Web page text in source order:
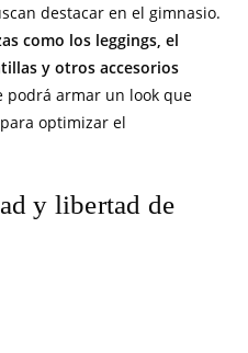
destacar en el gimnasio.
como los leggings, el
y otros accesorios
podrá armar un look que
optimizar el
y libertad de